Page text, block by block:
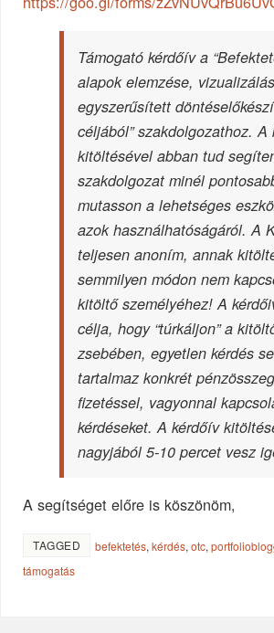
Támogató kérdőív a
alapok elemzése,
egyszerűsített
céljából” szakdolgozathoz. A
kitöltésével abban tud
szakdolgozat minél
mutasson a lehetséges
azok használhatóságáról. A
teljesen anoním, annak
semmilyen módon nem
kitöltő személyéhez! A
célja, hogy “túrkáljon” a
zsebében, egyetlen kérdés
tartalmaz konkrét
fizetéssel, vagyonnal
kérdéseket. A kérdőív
nagyjából 5-10 percet vesz
A segítséget előre is köszönöm,
TAGGED befektetés,kérdés,otc,
támogatás